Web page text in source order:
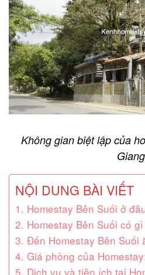
Không gian biệt lập của
Giang
NỘI DUNG BÀI VIẾT
1. Homestay Bên Suối ở
2. Homestay Bên Suối có
3. Đến Homestay Bên Suối
4. Giá phòng của
5. Dịch vụ và tiện ích tại